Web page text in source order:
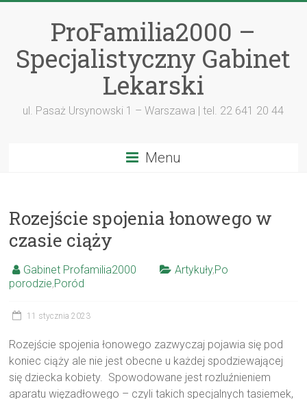
ProFamilia2000 –
Specjalistyczny Gabinet
Lekarski
ul. Pasaż Ursynowski 1 – Warszawa | tel. 22 641 20 44
Menu
Rozejście spojenia łonowego w
czasie ciąży
Gabinet Profamilia2000 Artykuły,Po
porodzie,Poród
11 stycznia 2023
Rozejście spojenia łonowego zazwyczaj pojawia się pod
koniec ciąży ale nie jest obecne u każdej spodziewającej
się dziecka kobiety. Spowodowane jest rozluźnieniem
aparatu więzadłowego – czyli takich specjalnych tasiemek,